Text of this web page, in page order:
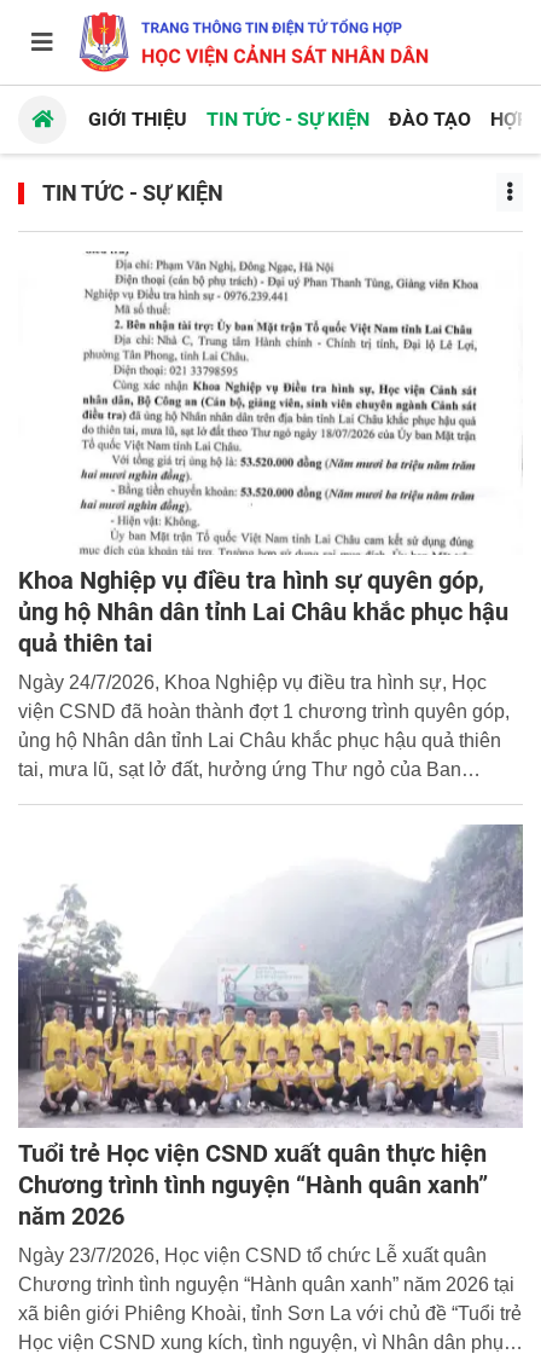
GIỚI THIỆU TIN TỨC - SỰ KIỆN ĐÀO TẠO HỢP
TIN TỨC - SỰ KIỆN
Khoa Nghiệp vụ điều tra hình sự quyên góp,
ủng hộ Nhân dân tỉnh Lai Châu khắc phục hậu
quả thiên tai
Ngày 24/7/2026, Khoa Nghiệp vụ điều tra hình sự, Học
viện CSND đã hoàn thành đợt 1 chương trình quyên góp,
ủng hộ Nhân dân tỉnh Lai Châu khắc phục hậu quả thiên
tai, mưa lũ, sạt lở đất, hưởng ứng Thư ngỏ của Ban
Châu và chủ trương của Đảng, Nhà nước, Bộ Công an về
Tuổi trẻ Học viện CSND xuất quân thực hiện
Chương trình tình nguyện “Hành quân xanh”
năm 2026
Ngày 23/7/2026, Học viện CSND tổ chức Lễ xuất quân
Chương trình tình nguyện “Hành quân xanh” năm 2026 tại
xã biên giới Phiêng Khoài, tỉnh Sơn La với chủ đề “Tuổi trẻ
Học viện CSND xung kích, tình nguyện, vì Nhân dân phục